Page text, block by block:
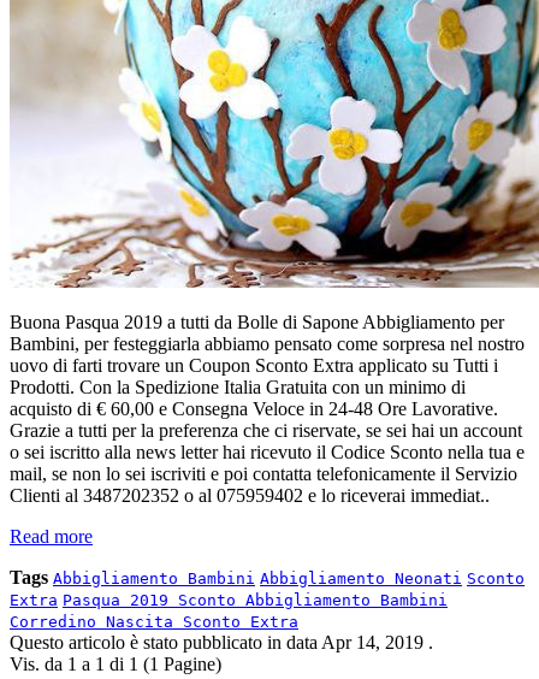
Buona Pasqua 2019 a tutti da Bolle di Sapone Abbigliamento per
Bambini, per festeggiarla abbiamo pensato come sorpresa nel nostro
uovo di farti trovare un Coupon Sconto Extra applicato su Tutti i
Prodotti. Con la Spedizione Italia Gratuita con un minimo di
acquisto di € 60,00 e Consegna Veloce in 24-48 Ore Lavorative.
Grazie a tutti per la preferenza che ci riservate, se sei hai un account
o sei iscritto alla news letter hai ricevuto il Codice Sconto nella tua e
mail, se non lo sei iscriviti e poi contatta telefonicamente il Servizio
Clienti al 3487202352 o al 075959402 e lo riceverai immediat..
Read more
Tags Abbigliamento Bambini Abbigliamento Neonati Sconto
Extra Pasqua 2019 Sconto Abbigliamento Bambini
Corredino Nascita Sconto Extra
Questo articolo è stato pubblicato in data Apr 14, 2019 .
Vis. da 1 a 1 di 1 (1 Pagine)